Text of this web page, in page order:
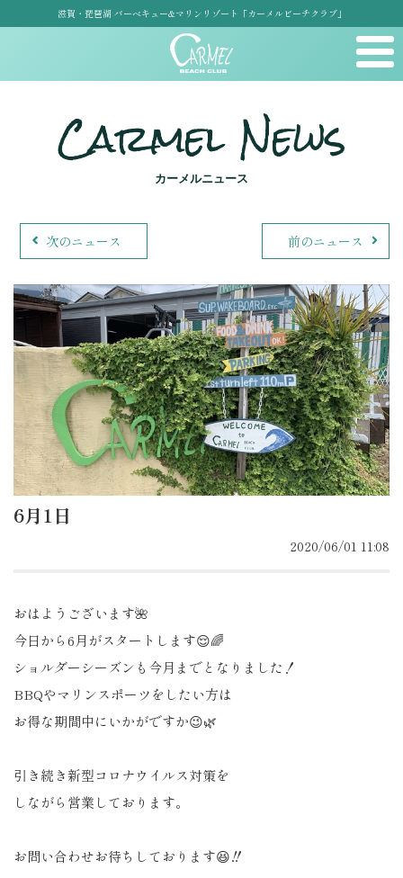
滋賀・琵琶湖 バーベキュー&マリンリゾート「カーメルビーチクラブ」
Carmel News
カーメルニュース
次のニュース 前のニュース
6月1日
2020/06/01 11:08
おはようございます🌺
今日から6月がスタートします😌🌈
ショルダーシーズンも今月までとなりました！
BBQやマリンスポーツをしたい方は
お得な期間中にいかがですか😉🌿
引き続き新型コロナウイルス対策を
しながら営業しております。
お問い合わせお待ちしております😆‼️